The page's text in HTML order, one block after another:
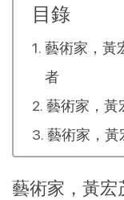
目錄
藝術家，黃
者
藝術家，黃
藝術家，黃
藝術家，黃宏